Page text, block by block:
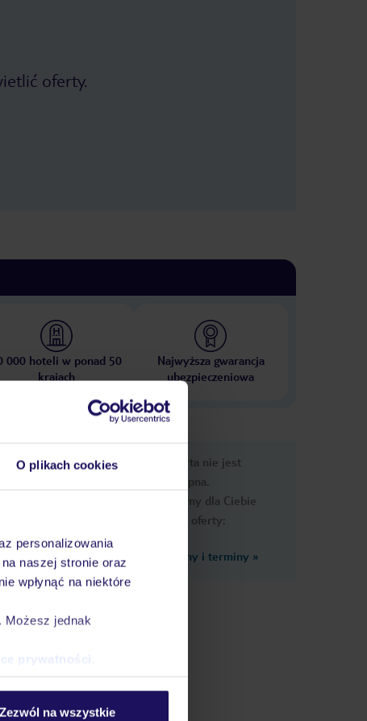
O plikach cookies
personalizowania
naszej stronie oraz
wpłynąć na niektóre
Możesz jednak
prywatności
Zezwól na wszystkie
oferty.
000 hoteli w ponad 50
krajach
Najwyższa gwarancja
ubezpieczeniowa
informacje
od
basen
Ups, ta oferta nie jest
dostępna.
Przygotowaliśmy dla Ciebie
podobne oferty:
Zobacz inne ceny i terminy »